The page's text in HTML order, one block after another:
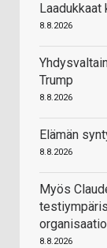
Laadukkaat
8.8.2026
Trump
8.8.2026
Elämän
8.8.2026
Myös
8.8.2026